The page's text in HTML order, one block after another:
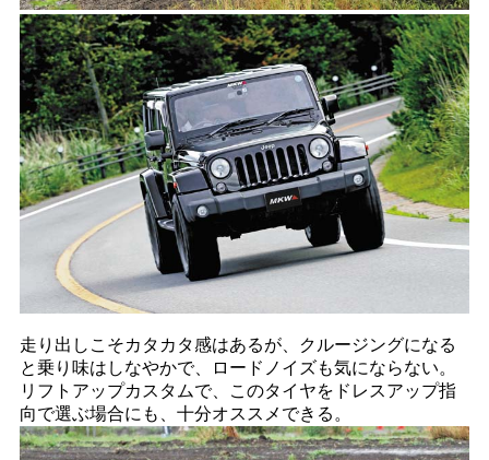
走り出しこそカタカタ感はあるが、クルージングになる
と乗り味はしなやかで、ロードノイズも気にならない。
リフトアップカスタムで、このタイヤをドレスアップ指
向で選ぶ場合にも、十分オススメできる。